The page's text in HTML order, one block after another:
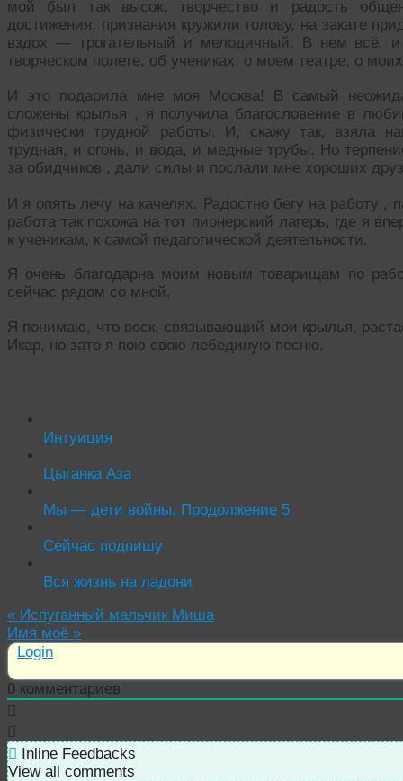
мой был так высок, творчество и радость
достижения, признания кружили голову, на закате
вздох — трогательный и мелодичный. В нем всё:
творческом полете, об учениках, о моем театре, о
И это подарила мне моя Москва! В самый
сложены крылья , я получила благословение в
физически трудной работы. И, скажу так, взяла
трудная, и огонь, и вода, и медные трубы. Но
за обидчиков , дали силы и послали мне хороших
И я опять лечу на качелях. Радостно бегу на работу ,
работа так похожа на тот пионерский лагерь, где я
к ученикам, к самой педагогической деятельности.
Я очень благодарна моим новым товарищам по
сейчас рядом со мной.
Я понимаю, что воск, связывающий мои крылья,
Икар, но зато я пою свою лебединую песню.
Интуиция
Цыганка Аза
Мы — дети войны. Продолжение 5
Сейчас подпишу
Вся жизнь на ладони
« Испуганный мальчик Миша
Имя моё »
Login
0 комментариев
Inline Feedbacks
View all comments